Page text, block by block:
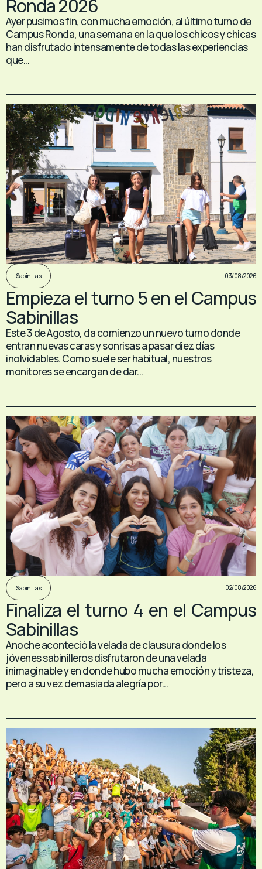
Ronda 2026
Ayer pusimos fin, con mucha emoción, al último turno de
Campus Ronda, una semana en la que los chicos y chicas
han disfrutado intensamente de todas las experiencias
que...
Sabinillas 03/08/2026
Empieza el turno 5 en el Campus
Sabinillas
Este 3 de Agosto, da comienzo un nuevo turno donde
entran nuevas caras y sonrisas a pasar diez días
inolvidables. Como suele ser habitual, nuestros
monitores se encargan de dar...
Sabinillas 02/08/2026
Finaliza el turno 4 en el Campus
Sabinillas
Anoche aconteció la velada de clausura donde los
jóvenes sabinilleros disfrutaron de una velada
inimaginable y en donde hubo mucha emoción y tristeza,
pero a su vez demasiada alegría por...